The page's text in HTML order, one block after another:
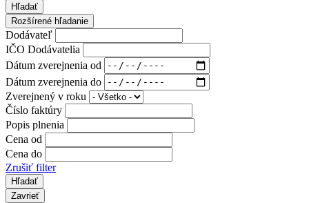
Hľadať
Rozšírené hľadanie
Dodávateľ
IČO Dodávatelia
Dátum zverejnenia od
Dátum zverejnenia do
Zverejnený v roku
Číslo faktúry
Popis plnenia
Cena od
Cena do
Zrušiť filter
Zavrieť